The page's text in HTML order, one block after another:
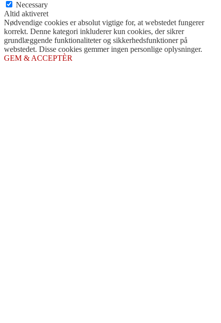
Necessary
Altid aktiveret
Nødvendige cookies er absolut vigtige for, at webstedet fungerer
korrekt. Denne kategori inkluderer kun cookies, der sikrer
grundlæggende funktionaliteter og sikkerhedsfunktioner på
webstedet. Disse cookies gemmer ingen personlige oplysninger.
GEM & ACCEPTÈR